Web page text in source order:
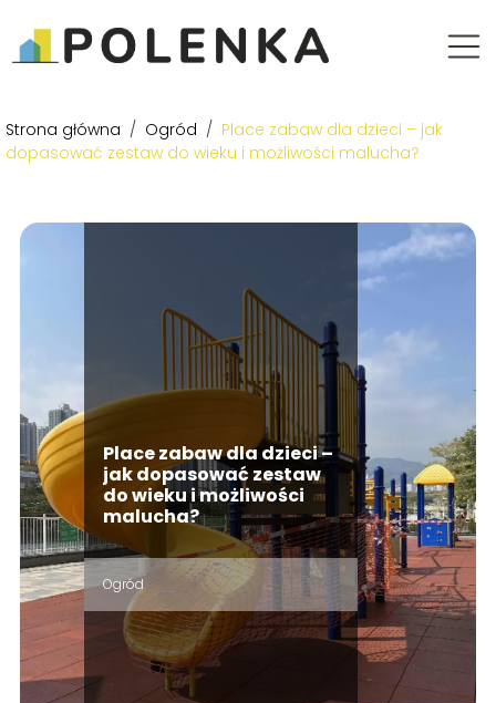
Strona główna / Ogród / Place zabaw dla dzieci – jak
dopasować zestaw do wieku i możliwości malucha?
Place zabaw dla dzieci –
jak dopasować zestaw
do wieku i możliwości
malucha?
Ogród